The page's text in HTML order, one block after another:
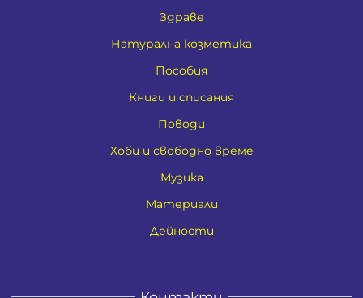
Здраве
Натурална козметика
Пособия
Книги и списания
Поводи
Хоби и свободно време
Музика
Материали
Дейности